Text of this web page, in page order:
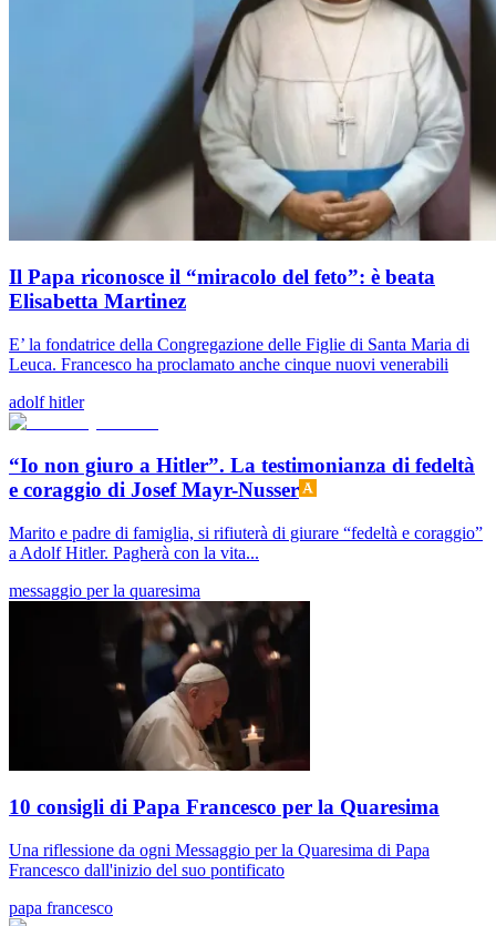
Il Papa riconosce il “miracolo del feto”: è beata
Elisabetta Martinez
E’ la fondatrice della Congregazione delle Figlie di Santa Maria di
Leuca. Francesco ha proclamato anche cinque nuovi venerabili
adolf hitler
“Io non giuro a Hitler”. La testimonianza di fedeltà
e coraggio di Josef Mayr-Nusser
Marito e padre di famiglia, si rifiuterà di giurare “fedeltà e coraggio”
a Adolf Hitler. Pagherà con la vita...
messaggio per la quaresima
10 consigli di Papa Francesco per la Quaresima
Una riflessione da ogni Messaggio per la Quaresima di Papa
Francesco dall'inizio del suo pontificato
papa francesco